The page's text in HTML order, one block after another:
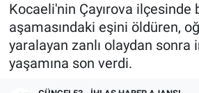
Kocaeli'nin Çayırova ilçesinde
aşamasındaki eşini öldüren,
yaralayan zanlı olaydan sonra
yaşamına son verdi.